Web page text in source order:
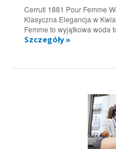
Cerruti 1881 Pour Femme
Klasyczna Elegancja w
Femme to wyjątkowa woda
Szczegóły »